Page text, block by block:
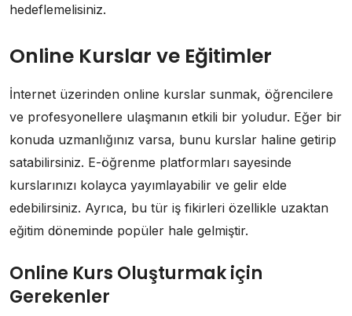
hedeflemelisiniz.
Online Kurslar ve Eğitimler
İnternet üzerinden online kurslar sunmak, öğrencilere
ve profesyonellere ulaşmanın etkili bir yoludur. Eğer bir
konuda uzmanlığınız varsa, bunu kurslar haline getirip
satabilirsiniz. E-öğrenme platformları sayesinde
kurslarınızı kolayca yayımlayabilir ve gelir elde
edebilirsiniz. Ayrıca, bu tür iş fikirleri özellikle uzaktan
eğitim döneminde popüler hale gelmiştir.
Online Kurs Oluşturmak için
Gerekenler